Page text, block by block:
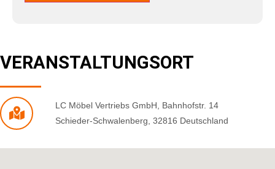
VERANSTALTUNGSORT
LC Möbel Vertriebs GmbH
Bahnhofstr. 14
Schieder-Schwalenberg 32816 Deutschland